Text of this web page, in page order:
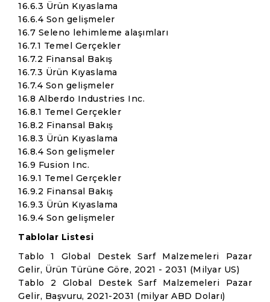
16.6.3 Ürün Kıyaslama
16.6.4 Son gelişmeler
16.7 Seleno lehimleme alaşımları
16.7.1 Temel Gerçekler
16.7.2 Finansal Bakış
16.7.3 Ürün Kıyaslama
16.7.4 Son gelişmeler
16.8 Alberdo Industries Inc.
16.8.1 Temel Gerçekler
16.8.2 Finansal Bakış
16.8.3 Ürün Kıyaslama
16.8.4 Son gelişmeler
16.9 Fusion Inc.
16.9.1 Temel Gerçekler
16.9.2 Finansal Bakış
16.9.3 Ürün Kıyaslama
16.9.4 Son gelişmeler
Tablolar Listesi
Tablo 1 Global Destek Sarf Malzemeleri Pazar
Gelir, Ürün Türüne Göre, 2021 - 2031 (Milyar US)
Tablo 2 Global Destek Sarf Malzemeleri Pazar
Gelir, Başvuru, 2021-2031 (milyar ABD Doları)